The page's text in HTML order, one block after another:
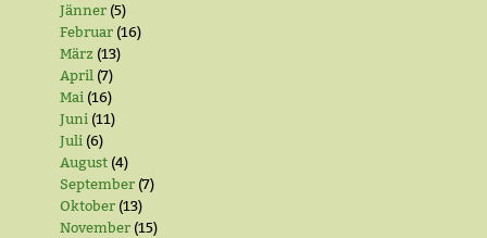
Jänner (5)
Februar (16)
März (13)
April (7)
Mai (16)
Juni (11)
Juli (6)
August (4)
September (7)
Oktober (13)
November (15)